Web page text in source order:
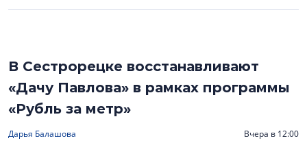
В Сестрорецке восстанавливают
«Дачу Павлова» в рамках программы
«Рубль за метр»
Дарья Балашова Вчера в 12:00